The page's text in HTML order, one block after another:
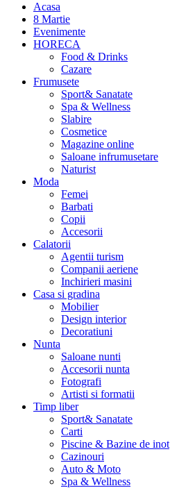
Acasa
8 Martie
Evenimente
HORECA
Food & Drinks
Cazare
Frumusete
Sport& Sanatate
Spa & Wellness
Slabire
Cosmetice
Magazine online
Saloane infrumusetare
Naturist
Moda
Femei
Barbati
Copii
Accesorii
Calatorii
Agentii turism
Companii aeriene
Inchirieri masini
Casa si gradina
Mobilier
Design interior
Decoratiuni
Nunta
Saloane nunti
Accesorii nunta
Fotografi
Artisti si formatii
Timp liber
Sport& Sanatate
Carti
Piscine & Bazine de inot
Cazinouri
Auto & Moto
Spa & Wellness